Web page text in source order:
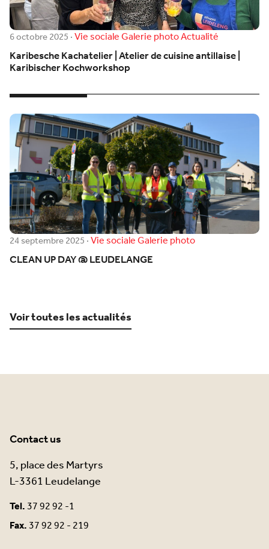
6 octobre 2025·Vie socialeGalerie photoActualité
Karibesche Kachatelier | Atelier de cuisine antillaise |
Karibischer Kochworkshop
24 septembre 2025·Vie socialeGalerie photo
CLEAN UP DAY @ LEUDELANGE
Voir toutes les actualités
Contact us
5, place des Martyrs
L-3361 Leudelange
Tel.37 92 92 -1
Fax.37 92 92 - 219